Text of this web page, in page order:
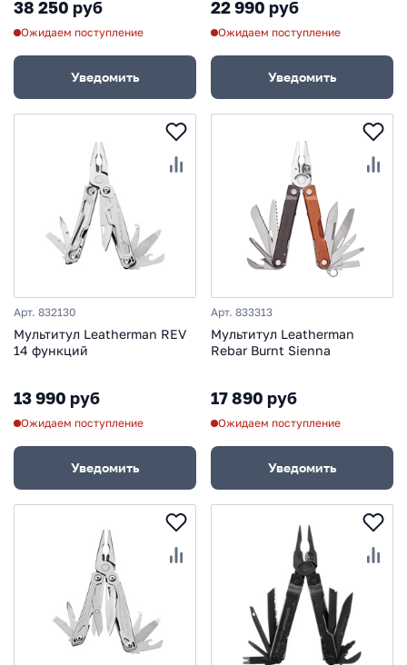
38 250 руб
Ожидаем поступление
Уведомить
22 990 руб
Ожидаем поступление
Уведомить
Арт. 832130
Мультитул Leatherman REV
14 функций
13 990 руб
Ожидаем поступление
Уведомить
Арт. 833313
Мультитул Leatherman
Rebar Burnt Sienna
17 890 руб
Ожидаем поступление
Уведомить